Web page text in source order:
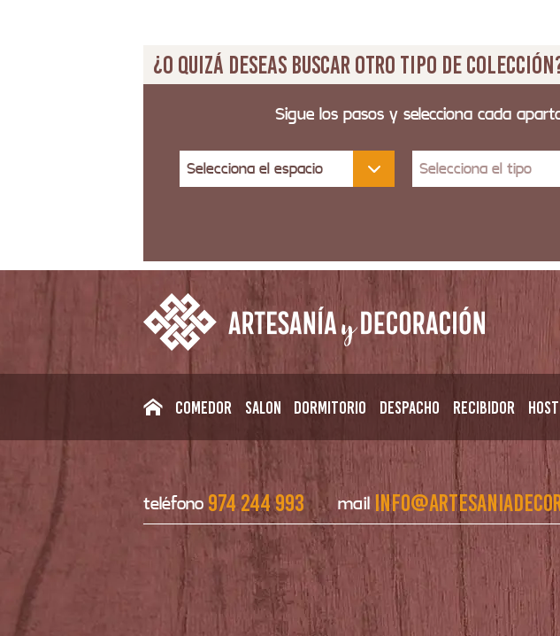
¿O quizá deseas buscar otro tipo de
Sigue los pasos y selecciona cada
Selecciona el espacio Selecciona el tipo
Comedor Salon Dormitorio Despacho Recibidor
teléfono974 244 993 mail